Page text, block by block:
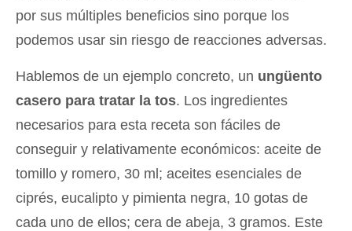
por sus múltiples beneficios sino porque los
podemos usar sin riesgo de reacciones adversas.
Hablemos de un ejemplo concreto, un ungüento
casero para tratar la tos. Los ingredientes
necesarios para esta receta son fáciles de
conseguir y relativamente económicos: aceite de
tomillo y romero, 30 ml; aceites esenciales de
ciprés, eucalipto y pimienta negra, 10 gotas de
cada uno de ellos; cera de abeja, 3 gramos. Este